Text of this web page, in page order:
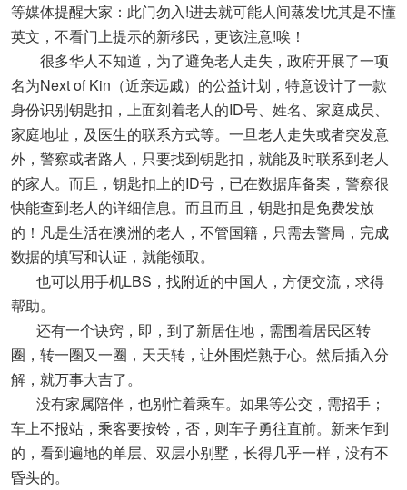
等媒体提醒大家：此门勿入!进去就可能人间蒸发!尤其是不懂
英文，不看门上提示的新移民，更该注意!唉！
很多华人不知道，为了避免老人走失，政府开展了一项
名为Next of Kin（近亲远戚）的公益计划，特意设计了一款
身份识别钥匙扣，上面刻着老人的ID号、姓名、家庭成员、
家庭地址，及医生的联系方式等。一旦老人走失或者突发意
外，警察或者路人，只要找到钥匙扣，就能及时联系到老人
的家人。而且，钥匙扣上的ID号，已在数据库备案，警察很
快能查到老人的详细信息。而且而且，钥匙扣是免费发放
的！凡是生活在澳洲的老人，不管国籍，只需去警局，完成
数据的填写和认证，就能领取。
也可以用手机LBS，找附近的中国人，方便交流，求得
帮助。
还有一个诀窍，即，到了新居住地，需围着居民区转
圈，转一圈又一圈，天天转，让外围烂熟于心。然后插入分
解，就万事大吉了。
没有家属陪伴，也别忙着乘车。如果等公交，需招手；
车上不报站，乘客要按铃，否，则车子勇往直前。新来乍到
的，看到遍地的单层、双层小别墅，长得几乎一样，没有不
昏头的。